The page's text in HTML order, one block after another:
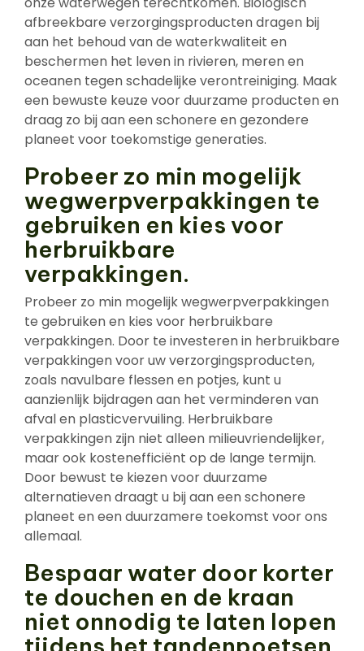
afbreekbare verzorgingsproducten dragen bij
aan het behoud van de waterkwaliteit en
beschermen het leven in rivieren, meren en
oceanen tegen schadelijke verontreiniging. Maak
een bewuste keuze voor duurzame producten en
draag zo bij aan een schonere en gezondere
planeet voor toekomstige generaties.
Probeer zo min mogelijk
wegwerpverpakkingen te
gebruiken en kies voor
herbruikbare
verpakkingen.
Probeer zo min mogelijk wegwerpverpakkingen
te gebruiken en kies voor herbruikbare
verpakkingen. Door te investeren in herbruikbare
verpakkingen voor uw verzorgingsproducten,
zoals navulbare flessen en potjes, kunt u
aanzienlijk bijdragen aan het verminderen van
afval en plasticvervuiling. Herbruikbare
verpakkingen zijn niet alleen milieuvriendelijker,
maar ook kostenefficiënt op de lange termijn.
Door bewust te kiezen voor duurzame
alternatieven draagt u bij aan een schonere
planeet en een duurzamere toekomst voor ons
allemaal.
Bespaar water door korter
te douchen en de kraan
niet onnodig te laten lopen